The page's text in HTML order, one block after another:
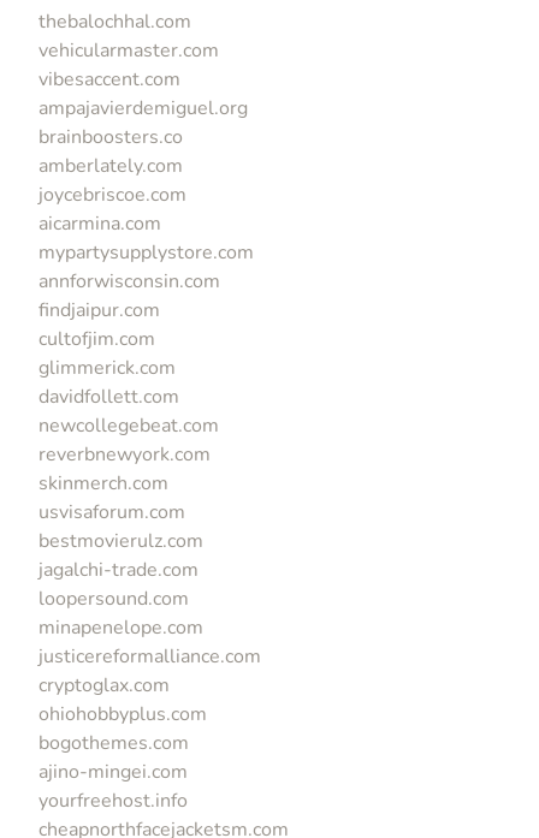
thebalochhal.com
vehicularmaster.com
vibesaccent.com
ampajavierdemiguel.org
brainboosters.co
amberlately.com
joycebriscoe.com
aicarmina.com
mypartysupplystore.com
annforwisconsin.com
findjaipur.com
cultofjim.com
glimmerick.com
davidfollett.com
newcollegebeat.com
reverbnewyork.com
skinmerch.com
usvisaforum.com
bestmovierulz.com
jagalchi-trade.com
loopersound.com
minapenelope.com
justicereformalliance.com
cryptoglax.com
ohiohobbyplus.com
bogothemes.com
ajino-mingei.com
yourfreehost.info
cheapnorthfacejacketsm.com